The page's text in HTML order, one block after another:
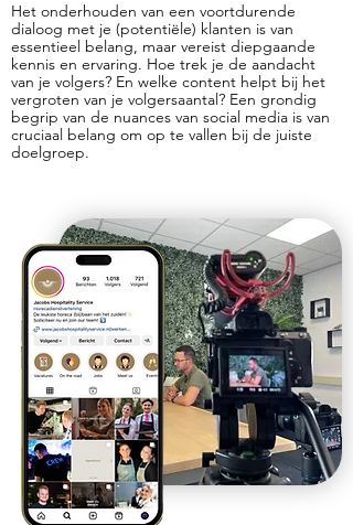
Het onderhouden van een voortdurende
dialoog met je (potentiële) klanten is van
essentieel belang, maar vereist diepgaande
kennis en ervaring. Hoe trek je de aandacht
van je volgers? En welke content helpt bij het
vergroten van je volgersaantal? Een grondig
begrip van de nuances van social media is van
cruciaal belang om op te vallen bij de juiste
doelgroep.